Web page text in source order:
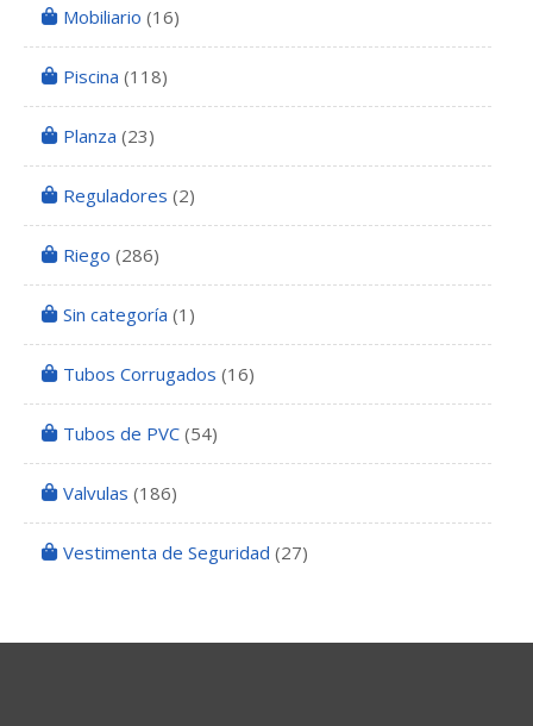
Mobiliario (16)
Piscina (118)
Planza (23)
Reguladores (2)
Riego (286)
Sin categoría (1)
Tubos Corrugados (16)
Tubos de PVC (54)
Valvulas (186)
Vestimenta de Seguridad (27)